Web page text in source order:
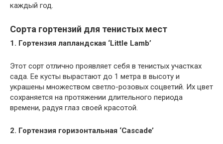
каждый год.
Сорта гортензий для тенистых мест
1. Гортензия лапландская ‘Little Lamb’
Этот сорт отлично проявляет себя в тенистых участках
сада. Ее кусты вырастают до 1 метра в высоту и
украшены множеством светло-розовых соцветий. Их цвет
сохраняется на протяжении длительного периода
времени, радуя глаз своей красотой.
2. Гортензия горизонтальная ‘Cascade’